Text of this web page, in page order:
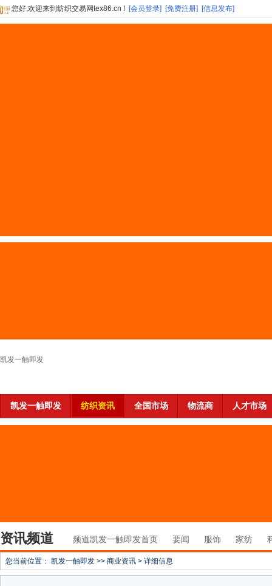
您好,欢迎来到纺织交易网tex86.cn ! [会员登录] [免费注册] [信息发布]
凯发一触即发
凯发一触即发 纺织资讯 全国市场 物流商 人才市场
资讯频道 频道凯发一触即发首页 要闻 服饰 家纺
您当前位置： 凯发一触即发 >> 商业资讯 > 详细信息